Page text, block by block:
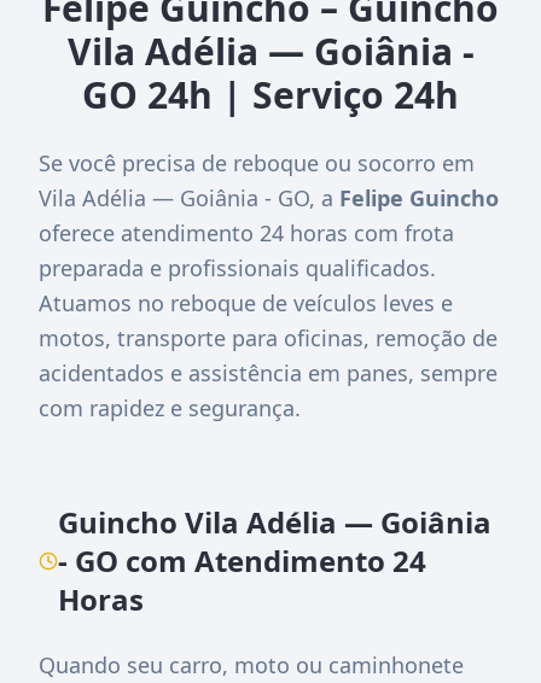
Vila Adélia — Goiânia -
GO 24h | Serviço 24h
Se você precisa de reboque ou socorro em
Vila Adélia — Goiânia - GO, a Felipe Guincho
oferece atendimento 24 horas com frota
preparada e profissionais qualificados.
Atuamos no reboque de veículos leves e
motos, transporte para oficinas, remoção de
acidentados e assistência em panes, sempre
com rapidez e segurança.
Guincho Vila Adélia — Goiânia
- GO com Atendimento 24
Horas
Quando seu carro, moto ou caminhonete